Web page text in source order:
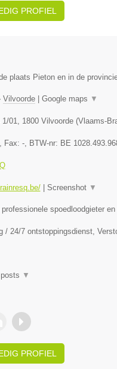
PROFIEL
plaats Pieton en in de
Vilvoorde| Google maps ▼
1/01, 1800 Vilvoorde(Vlaams-
Fax: -, BTW-nr: BE
| Screenshot ▼
spoedloodgieter
/ 24/7 ontstoppingsdienst,
▼
PROFIEL